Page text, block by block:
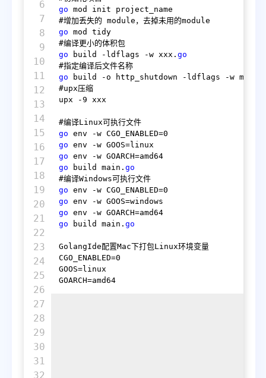
6
7
8
9
10
11
12
13
14
15
16
17
18
19
20
21
22
23
24
25
26
27
28
29
30
31
go mod init project_name
go mod tidy
go build -ldflags -w xxx. go
go build -o http_shutdown -ldflags -w main.
#upx压缩
upx
-9 xxx
go env -w CGO_ENABLED=0
go
go
go build main. go
go env -w CGO_ENABLED=0
go
go
go build main. go
GolangIde配置Mac下打包Linux环境变量
CGO_ENABLED=0
GOOS=linux